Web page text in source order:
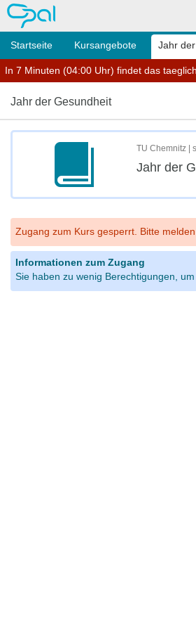
OPAL
Startseite Kursangebote Jahr
In 7 Minuten (04:00 Uhr) findet das
Jahr der Gesundheit
TU Chemnitz |
Jahr der
Zugang zum Kurs gesperrt. Bitte melden
Informationen zum Zugang
Sie haben zu wenig Berechtigungen,